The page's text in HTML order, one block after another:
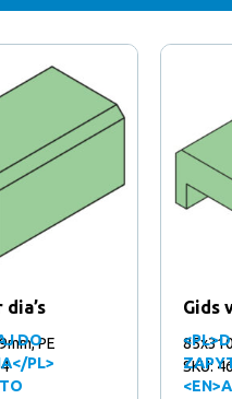
PE
DO
PL>
Gids
SKU: